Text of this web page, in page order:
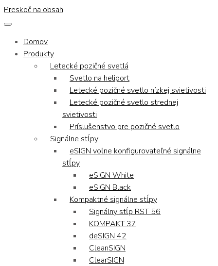
Preskoč na obsah
Domov
Produkty
Letecké pozičné svetlá
Svetlo na heliport
Letecké pozičné svetlo nízkej svietivosti
Letecké pozičné svetlo strednej
svietivosti
Príslušenstvo pre pozičné svetlo
Signálne stĺpy
eSIGN voľne konfigurovateľné signálne
stĺpy
eSIGN White
eSIGN Black
Kompaktné signálne stĺpy
Signálny stĺp RST 56
KOMPAKT 37
deSIGN 42
CleanSIGN
ClearSIGN